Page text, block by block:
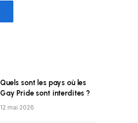
Quels sont les pays où les
Gay Pride sont interdites ?
12 mai 2026